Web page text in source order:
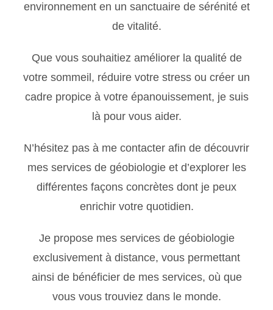
environnement en un sanctuaire de sérénité et
de vitalité.
Que vous souhaitiez améliorer la qualité de
votre sommeil, réduire votre stress ou créer un
cadre propice à votre épanouissement, je suis
là pour vous aider.
N’hésitez pas à me contacter afin de découvrir
mes services de géobiologie et d’explorer les
différentes façons concrètes dont je peux
enrichir votre quotidien.
Je propose mes services de géobiologie
exclusivement à distance, vous permettant
ainsi de bénéficier de mes services, où que
vous vous trouviez dans le monde.